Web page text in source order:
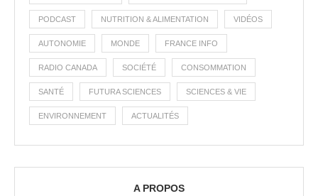
PODCAST NUTRITION & ALIMENTATION VIDÉOS
AUTONOMIE MONDE FRANCE INFO
RADIO CANADA SOCIÉTÉ CONSOMMATION
SANTÉ FUTURA SCIENCES SCIENCES & VIE
ENVIRONNEMENT ACTUALITÉS
A PROPOS